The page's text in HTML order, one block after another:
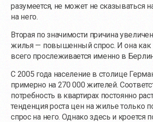
разумеется, не может не сказываться
на него.
Вторая по значимости причина
жилья — повышенный спрос. И она как
всего прослеживается именно в
С 2005 года население в столице
примерно на 270 000 жителей.
потребность в квартирах постоянно
тенденция роста цен на жилье только
спрос на него. Однако здесь и кроется